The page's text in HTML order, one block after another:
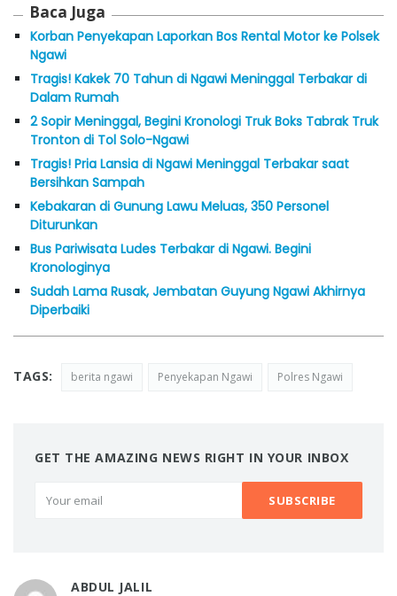
Baca Juga
Korban Penyekapan Laporkan Bos Rental Motor ke Polsek
Ngawi
Tragis! Kakek 70 Tahun di Ngawi Meninggal Terbakar di
Dalam Rumah
2 Sopir Meninggal, Begini Kronologi Truk Boks Tabrak Truk
Tronton di Tol Solo-Ngawi
Tragis! Pria Lansia di Ngawi Meninggal Terbakar saat
Bersihkan Sampah
Kebakaran di Gunung Lawu Meluas, 350 Personel
Diturunkan
Bus Pariwisata Ludes Terbakar di Ngawi. Begini
Kronologinya
Sudah Lama Rusak, Jembatan Guyung Ngawi Akhirnya
Diperbaiki
TAGS: berita ngawi Penyekapan Ngawi Polres Ngawi
GET THE AMAZING NEWS RIGHT IN YOUR INBOX
ABDUL JALIL